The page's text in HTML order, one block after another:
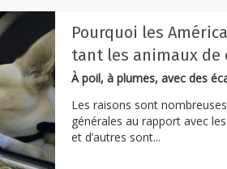
Pourquoi les
tant les animaux de
À poil, à plumes, avec des
Les raisons sont
générales au rapport avec
et d’autres sont...